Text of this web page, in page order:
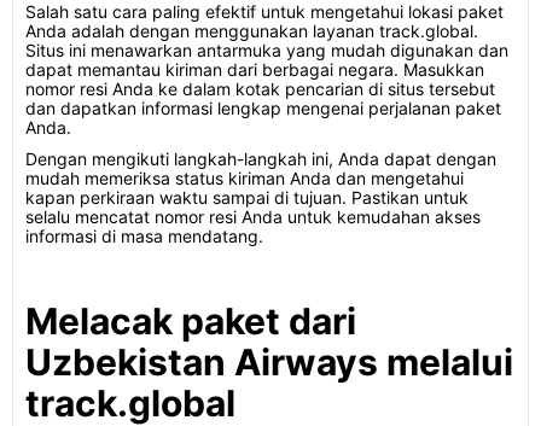
Salah satu cara paling efektif untuk mengetahui lokasi paket
Anda adalah dengan menggunakan layanan track.global.
Situs ini menawarkan antarmuka yang mudah digunakan dan
dapat memantau kiriman dari berbagai negara. Masukkan
nomor resi Anda ke dalam kotak pencarian di situs tersebut
dan dapatkan informasi lengkap mengenai perjalanan paket
Anda.
Dengan mengikuti langkah-langkah ini, Anda dapat dengan
mudah memeriksa status kiriman Anda dan mengetahui
kapan perkiraan waktu sampai di tujuan. Pastikan untuk
selalu mencatat nomor resi Anda untuk kemudahan akses
informasi di masa mendatang.
Melacak paket dari
Uzbekistan Airways melalui
track.global